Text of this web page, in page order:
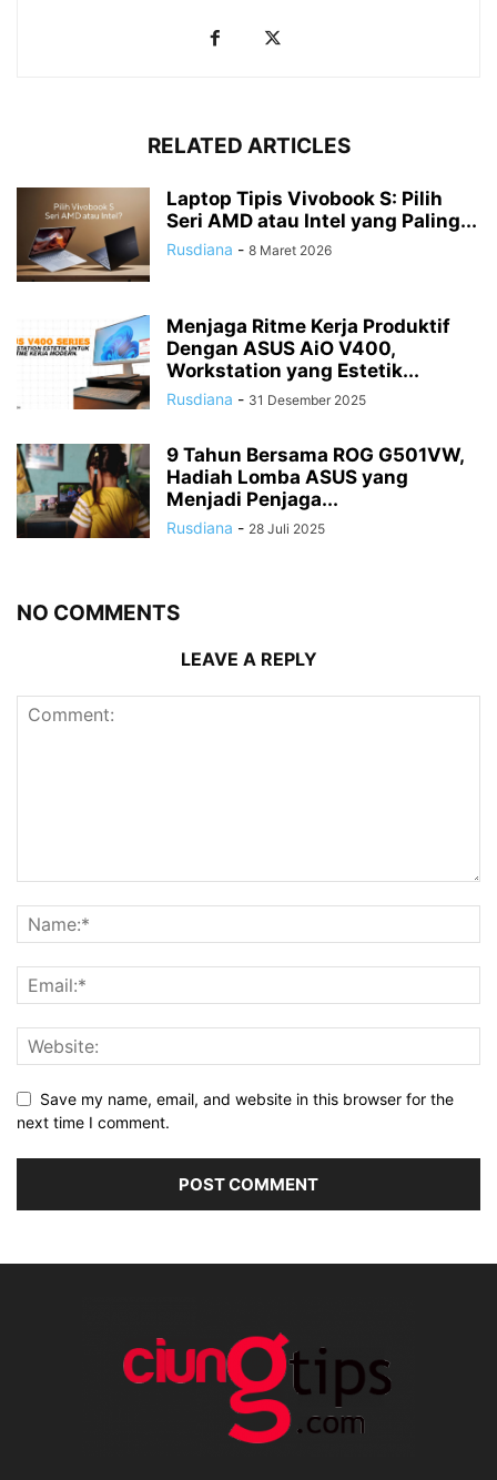
RELATED ARTICLES
Laptop Tipis Vivobook S: Pilih
Seri AMD atau Intel yang Paling...
Rusdiana - 8 Maret 2026
Menjaga Ritme Kerja Produktif
Dengan ASUS AiO V400,
Workstation yang Estetik...
Rusdiana - 31 Desember 2025
9 Tahun Bersama ROG G501VW,
Hadiah Lomba ASUS yang
Menjadi Penjaga...
Rusdiana - 28 Juli 2025
NO COMMENTS
LEAVE A REPLY
Save my name, email, and website in this browser for the
next time I comment.